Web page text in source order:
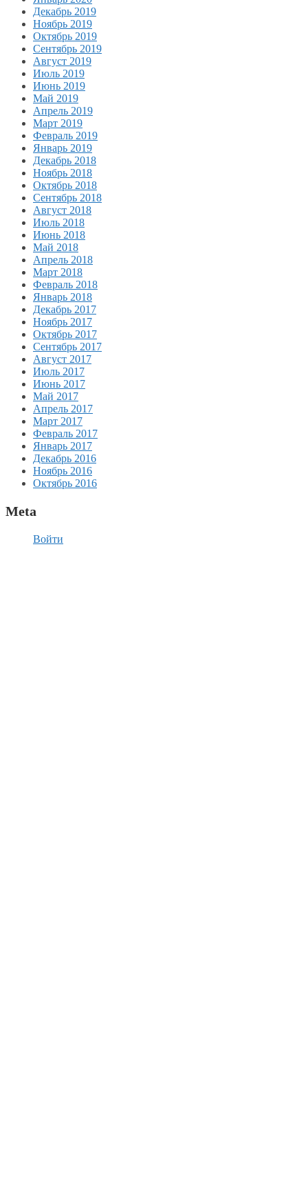
Декабрь 2019
Ноябрь 2019
Октябрь 2019
Сентябрь 2019
Август 2019
Июль 2019
Июнь 2019
Май 2019
Апрель 2019
Март 2019
Февраль 2019
Январь 2019
Декабрь 2018
Ноябрь 2018
Октябрь 2018
Сентябрь 2018
Август 2018
Июль 2018
Июнь 2018
Май 2018
Апрель 2018
Март 2018
Февраль 2018
Январь 2018
Декабрь 2017
Ноябрь 2017
Октябрь 2017
Сентябрь 2017
Август 2017
Июль 2017
Июнь 2017
Май 2017
Апрель 2017
Март 2017
Февраль 2017
Январь 2017
Декабрь 2016
Ноябрь 2016
Октябрь 2016
Meta
Войти